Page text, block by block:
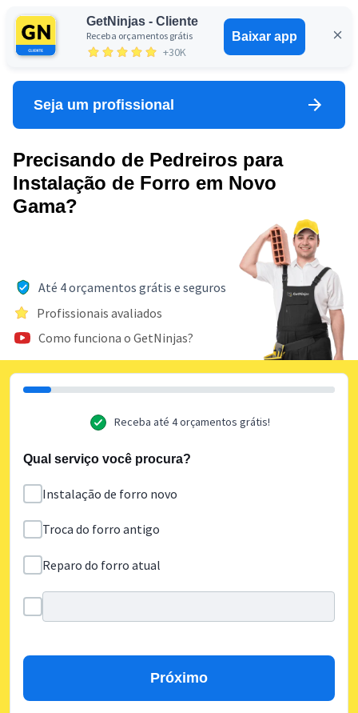
GetNinjas - Cliente
Receba orçamentos grátis
+30K
Baixar app
Entrar
Seja um profissional
Precisando de Pedreiros para
Instalação de Forro em Novo
Gama?
Até 4 orçamentos grátis e seguros
Profissionais avaliados
Como funciona o GetNinjas?
Receba até 4 orçamentos grátis!
Qual serviço você procura?
Instalação de forro novo
Troca do forro antigo
Reparo do forro atual
Próximo